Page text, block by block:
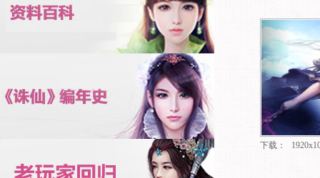
下载：